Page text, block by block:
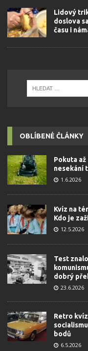
Lidový
doslova
času i
OBLÍBENÉ ČLÁNKY
Pokuta až
nesekání
1.6.2026
Kvíz na
Kdo je
12.5.2026
Test
dobrý
23.6.2026
Retro
bodů
6.5.2026